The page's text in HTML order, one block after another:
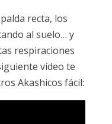
recta, los
al suelo… y
respiraciones
vídeo te
Akashicos fácil: